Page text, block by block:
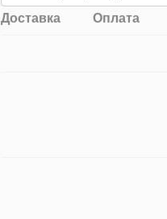
Доставка Оплата